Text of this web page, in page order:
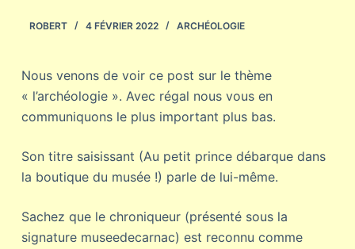
ROBERT 4 FÉVRIER 2022 ARCHÉOLOGIE
Nous venons de voir ce post sur le thème
« l’archéologie ». Avec régal nous vous en
communiquons le plus important plus bas.
Son titre saisissant (Au petit prince débarque dans
la boutique du musée !) parle de lui-même.
Sachez que le chroniqueur (présenté sous la
signature museedecarnac) est reconnu comme